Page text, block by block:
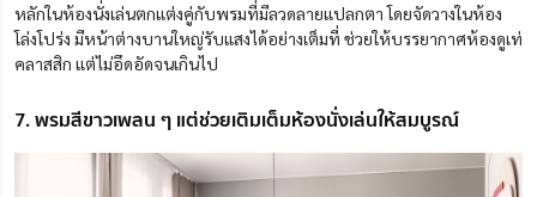
หลักในห้องนั่งเล่นตกแต่งคู่กับพรมที่มีลวดลายแปลกตา โดยจัดวางในห้อง
โล่งโปร่ง มีหน้าต่างบานใหญ่รับแสงได้อย่างเต็มที่ ช่วยให้บรรยากาศห้องดูเท่
คลาสสิก แต่ไม่อึดอัดจนเกินไป
7. พรมสีขาวเพลน ๆ แต่ช่วยเติมเต็มห้องนั่งเล่นให้สมบูรณ์